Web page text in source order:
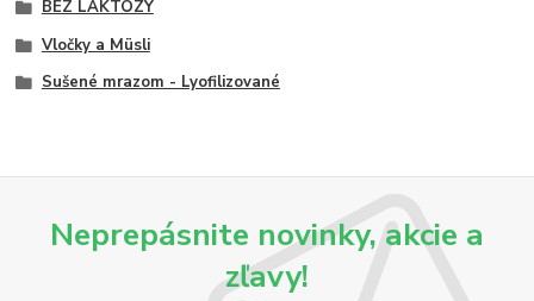
BEZ LAKTÓZY
Vločky a Müsli
Sušené mrazom - Lyofilizované
Neprepásnite novinky, akcie a
zľavy!